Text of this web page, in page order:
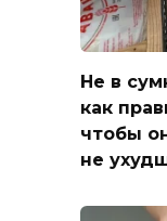
Не в
как
чтобы
не